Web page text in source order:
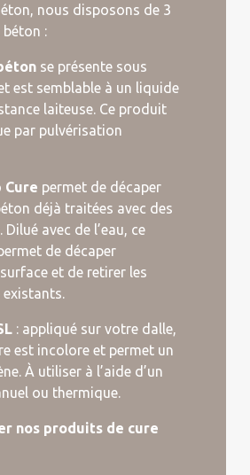
nous disposons de 3
:
se présente sous
est semblable à un liquide
laiteuse. Ce produit
par pulvérisation
Cure permet de décaper
déjà traitées avec des
avec de l’eau, ce
de décaper
et de retirer les
: appliqué sur votre dalle,
est incolore et permet un
À utiliser à l’aide d’un
ou thermique.
nos produits de cure